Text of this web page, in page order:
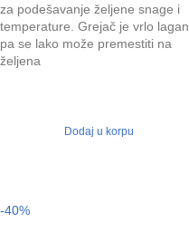
za podešavanje željene snage i
temperature. Grejač je vrlo lagan,
pa se lako može premestiti na
željena
Dodaj u korpu
-40%